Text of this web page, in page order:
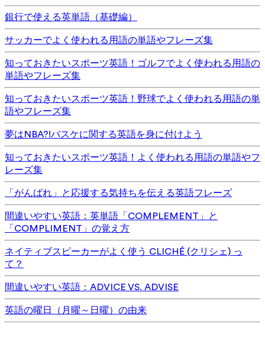
銀行で使える英単語（基礎編）
サッカーでよく使われる用語の単語やフレーズ集
知っておきたいスポーツ英語！ゴルフでよく使われる用語の
単語やフレーズ集
知っておきたいスポーツ英語！野球でよく使われる用語の単
語やフレーズ集
夢はNBA?!バスケに関する英語を身に付けよう
知っておきたいスポーツ英語！よく使われる用語の単語やフ
レーズ集
「がんばれ」と応援する気持ちを伝える英語フレーズ
間違いやすい英語：英単語「COMPLEMENT」と
「COMPLIMENT」の覚え方
ネイティブスピーカーがよく使う CLICHÉ (クリシェ) っ
て？
間違いやすい英語：ADVICE VS. ADVISE
英語の曜日（月曜～日曜）の由来